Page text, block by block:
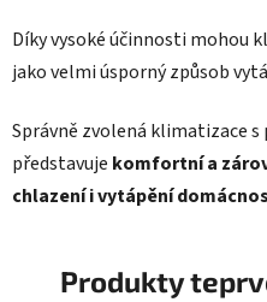
Díky vysoké účinnosti mohou
jako velmi úsporný způsob
Správně zvolená klimatizace
představuje komfortní a
chlazení i vytápění
Produkty